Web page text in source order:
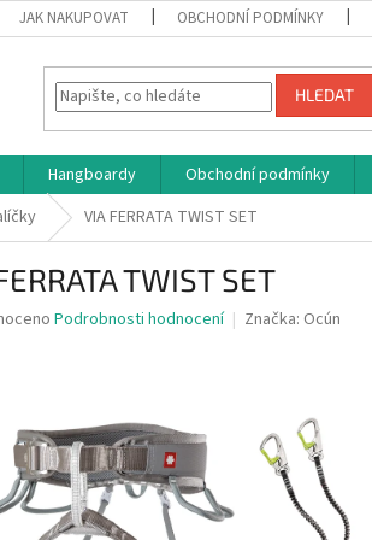
JAK NAKUPOVAT OBCHODNÍ PODMÍNKY
HLEDAT
Hangboardy Obchodní podmínky
VIA FERRATA TWIST SET
TWIST SET
Podrobnosti hodnocení Značka: Ocún